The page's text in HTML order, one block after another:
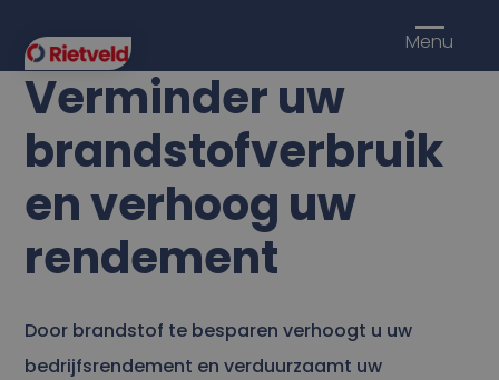
Menu
Verminder uw
brandstofverbruik
en verhoog uw
rendement
Door brandstof te besparen verhoogt u uw
bedrijfsrendement en verduurzaamt uw